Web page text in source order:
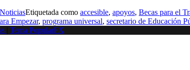
NoticiasEtiquetada como accesible, apoyos, Becas para el
Empezar, programa universal, secretario de Educación
Tema PopularFX